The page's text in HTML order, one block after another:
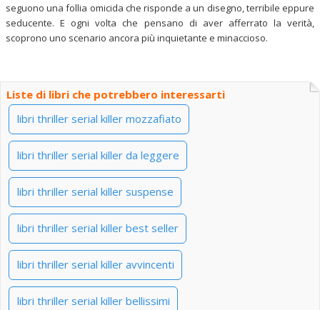
seguono una follia omicida che risponde a un disegno, terribile eppure
seducente. E ogni volta che pensano di aver afferrato la verità,
scoprono uno scenario ancora più inquietante e minaccioso.
Liste di libri che potrebbero interessarti
libri thriller serial killer mozzafiato
libri thriller serial killer da leggere
libri thriller serial killer suspense
libri thriller serial killer best seller
libri thriller serial killer avvincenti
libri thriller serial killer bellissimi